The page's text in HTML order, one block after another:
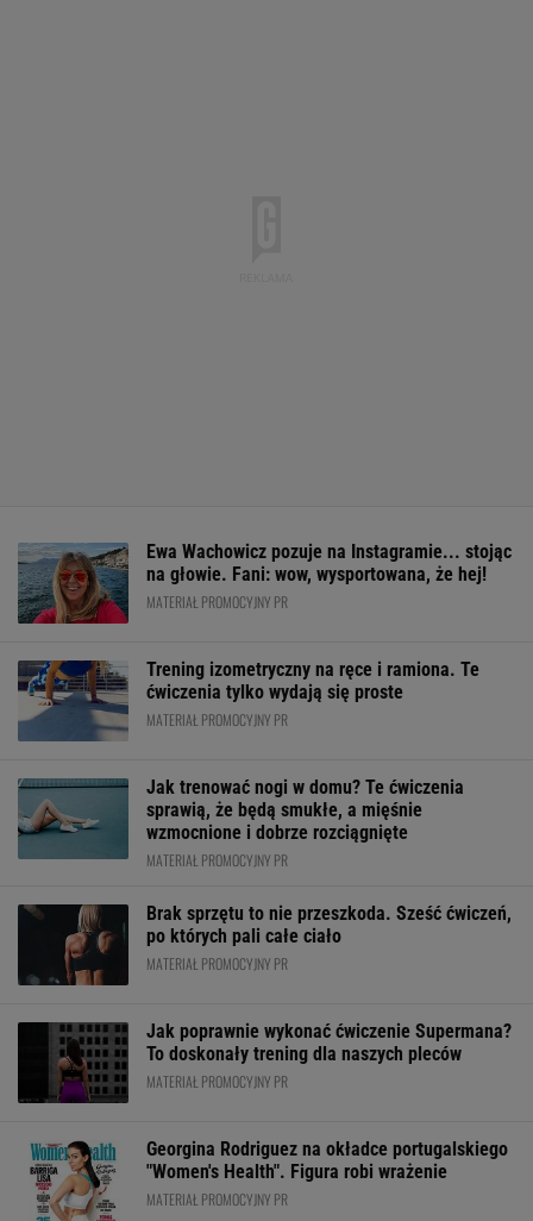
Ewa Wachowicz pozuje na Instagramie... stojąc
na głowie. Fani: wow, wysportowana, że hej!
MATERIAŁ PROMOCYJNY PR
Trening izometryczny na ręce i ramiona. Te
ćwiczenia tylko wydają się proste
MATERIAŁ PROMOCYJNY PR
Jak trenować nogi w domu? Te ćwiczenia
sprawią, że będą smukłe, a mięśnie
wzmocnione i dobrze rozciągnięte
MATERIAŁ PROMOCYJNY PR
Brak sprzętu to nie przeszkoda. Sześć ćwiczeń,
po których pali całe ciało
MATERIAŁ PROMOCYJNY PR
Jak poprawnie wykonać ćwiczenie Supermana?
To doskonały trening dla naszych pleców
MATERIAŁ PROMOCYJNY PR
Georgina Rodriguez na okładce portugalskiego
"Women's Health". Figura robi wrażenie
MATERIAŁ PROMOCYJNY PR